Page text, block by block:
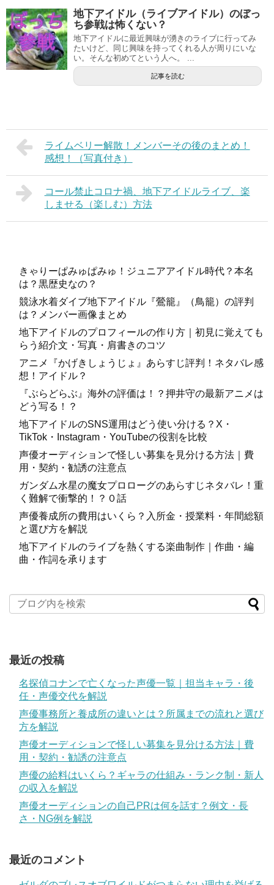
地下アイドル（ライブアイドル）のぼっ
ち参戦は怖くない？
地下アイドルに最近興味が湧きのライブに行ってみ
たいけど、同じ興味を持ってくれる人が周りにいな
い。そんな初めてという人へ。 ...
記事を読む
ライムベリー解散！メンバーその後のまとめ！
感想！（写真付き）
コール禁止コロナ禍、地下アイドルライブ、楽
しませる（楽しむ）方法
きゃりーぱみゅぱみゅ！ジュニアアイドル時代？本名
は？黒歴史なの？
競泳水着ダイブ地下アイドル『鶯籠』（鳥籠）の評判
は？メンバー画像まとめ
地下アイドルのプロフィールの作り方｜初見に覚えても
らう紹介文・写真・肩書きのコツ
アニメ『かげきしょうじょ』あらすじ評判！ネタバレ感
想！アイドル？
『ぶらどらぶ』海外の評価は！？押井守の最新アニメは
どう写る！？
地下アイドルのSNS運用はどう使い分ける？X・
TikTok・Instagram・YouTubeの役割を比較
声優オーディションで怪しい募集を見分ける方法｜費
用・契約・勧誘の注意点
ガンダム水星の魔女プロローグのあらすじネタバレ！重
く難解で衝撃的！？０話
声優養成所の費用はいくら？入所金・授業料・年間総額
と選び方を解説
地下アイドルのライブを熱くする楽曲制作｜作曲・編
曲・作詞を承ります
最近の投稿
名探偵コナンで亡くなった声優一覧｜担当キャラ・後
任・声優交代を解説
声優事務所と養成所の違いとは？所属までの流れと選び
方を解説
声優オーディションで怪しい募集を見分ける方法｜費
用・契約・勧誘の注意点
声優の給料はいくら？ギャラの仕組み・ランク制・新人
の収入を解説
声優オーディションの自己PRは何を話す？例文・長
さ・NG例を解説
最近のコメント